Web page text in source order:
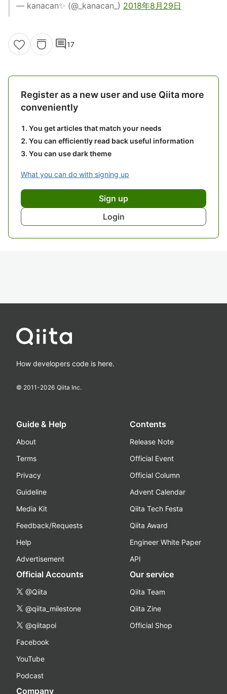
— kanacan✨ (@_kanacan_) 2018年8月29日
comment17
Register as a new user and use Qiita more
conveniently
You get articles that match your needs
You can efficiently read back useful information
You can use dark theme
What you can do with signing up
Sign up
Login
How developers code is here.
© 2011-2026 Qiita Inc.
Guide & Help
About
Terms
Privacy
Guideline
Media Kit
Feedback/Requests
Help
Advertisement
Contents
Release Note
Official Event
Official Column
Advent Calendar
Qiita Tech Festa
Qiita Award
Engineer White Paper
API
Official Accounts
@Qiita
@qiita_milestone
@qiitapoi
Facebook
YouTube
Podcast
Our service
Qiita Team
Qiita Zine
Official Shop
Company